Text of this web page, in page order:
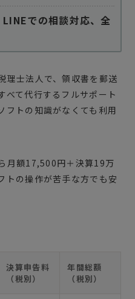
での相談対応、全
理士法人で、領収書を郵送
べて代行するフルサポート
フトの知識がなくても利用
月額17,500円＋決算19万
トの操作が苦手な方でも安
決算申告料
（税別）
年間総額
（税別）